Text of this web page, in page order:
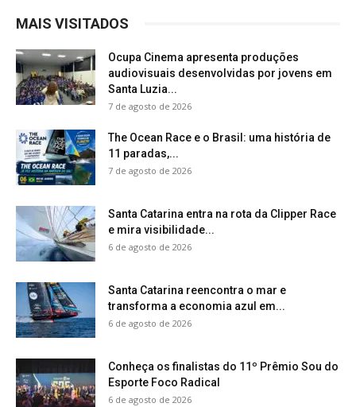
MAIS VISITADOS
Ocupa Cinema apresenta produções
audiovisuais desenvolvidas por jovens em
Santa Luzia...
7 de agosto de 2026
The Ocean Race e o Brasil: uma história de
11 paradas,...
7 de agosto de 2026
Santa Catarina entra na rota da Clipper Race
e mira visibilidade...
6 de agosto de 2026
Santa Catarina reencontra o mar e
transforma a economia azul em...
6 de agosto de 2026
Conheça os finalistas do 11º Prêmio Sou do
Esporte Foco Radical
6 de agosto de 2026